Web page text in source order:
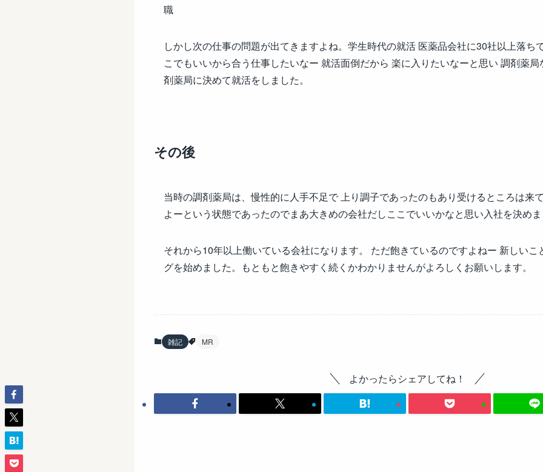
職
しかし次の仕事の問題が出てきますよね。学生時代の就活 医薬品会社に30社以上落ち
こでもいいから合う仕事したいなー 就活面倒だから 楽に入りたいなーと思い 調剤薬
剤薬局に決めて就活をしました。
その後
当時の調剤薬局は、慢性的に人手不足で 上り調子であったのもあり受けるところは来
よーという状態であったのでまあ大きめの会社だしここでいいかなと思い入社を決め
それから10年以上働いている会社になります。 ただ飽きているのですよねー 新しい
グを始めました。もともと飽きやすく続くかわかりませんがよろしくお願いします。
雑記 MR
よかったらシェアしてね！